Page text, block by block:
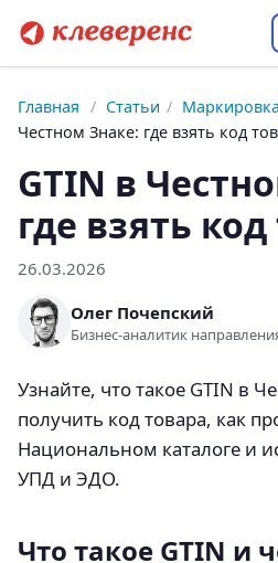
Главная / Статьи /
Честном Знаке: где взять код
GTIN в
где взять
26.03.2026
Олег Почепский
Бизнес-аналитик
Узнайте, что такое GTIN в
получить код товара, как
Национальном каталоге и
УПД и ЭДО.
Что такое GTIN и